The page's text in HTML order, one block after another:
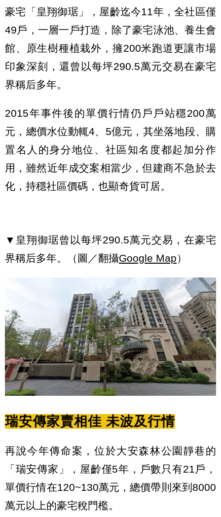
豪宅「皇翔御琚」，屋齡迄今11年，全社區僅
49戶，一層一戶打造，除了豪宅泳池、養生會
館、原生樹種植栽外，擁200米跑道更讓市場
印象深刻，還曾以每坪290.5萬元交易在豪宅
界稱后多年。
2015年事件後的單價行情仍戶戶站穩200萬
元，總價水位動輒4、5億元，其坐落地段、購
置名人的身分地位、社區知名度都起加分作
用，雖然近年成交案相當少，但建商不急於去
化，持穩社區價碼，也顯奇貨可居。
▼皇翔御琚曾以每坪290.5萬元交易，在豪宅
界稱后多年。（圖／翻攝Google Map）
瑞安傳家賣相佳 未波及行情
再說今年傳命案，位於大安森林公園靜巷的
「瑞安傳家」，屋齡僅5年，戶數只有21戶，
單價行情在120~130萬元，總價帶則來到8000
萬元以上的豪宅稅門檻。